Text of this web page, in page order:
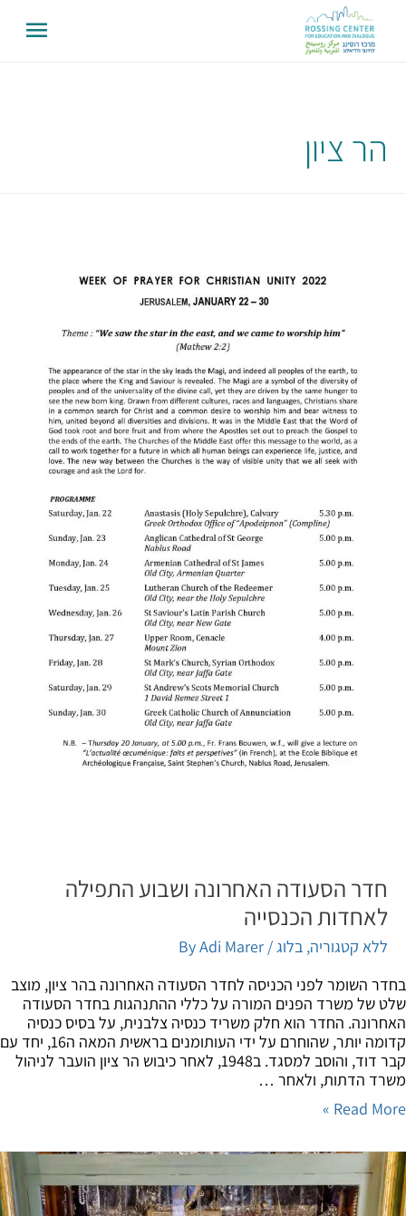
הר ציון
חדר הסעודה האחרונה ושבוע התפילה
לאחדות הכנסייה
ללא קטגוריה,בלוג/ By
Adi Marer
השומר לפני הכניסה לחדר הסעודה האחרונה בהר ציון, מוצב
של משרד הפנים המורה על כללי ההתנהגות בחדר הסעודה
החדר הוא חלק משריד כנסיה צלבנית, על בסיס כנסיה
קדומה יותר, שהוחרם על ידי העותומנים בראשית המאה ה16, יחד עם
קבר דוד, והוסב למסגד. ב1948, לאחר כיבוש הר ציון הועבר לניהול
הדתות, ולאחר …
Read